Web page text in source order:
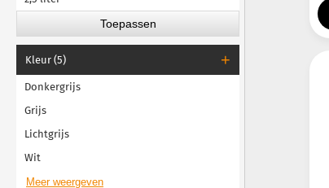
Kleur (5)
Donkergrijs
Grijs
Lichtgrijs
Wit